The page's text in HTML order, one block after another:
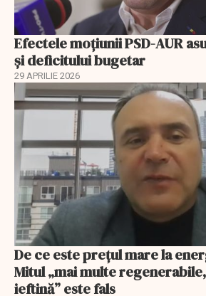
Efectele moțiunii PSD-AUR
și deficitului bugetar
29 APRILIE 2026
De ce este prețul mare la
Mitul „mai multe
ieftină” este fals